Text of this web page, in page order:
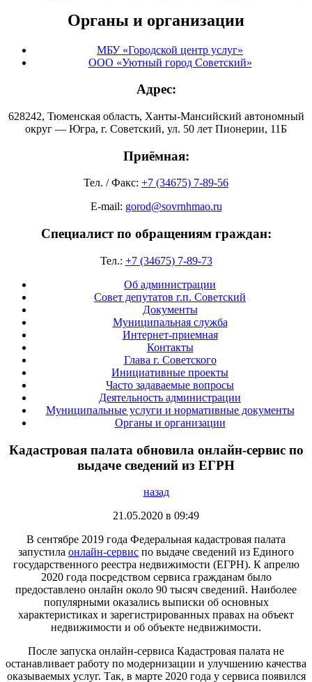
Органы и организации
МБУ «Городской центр услуг»
ООО «Уютный город Советский»
Адрес:
628242, Тюменская область, Ханты-Мансийский автономный
округ — Югра, г. Советский, ул. 50 лет Пионерии, 11Б
Приёмная:
Тел. / Факс: +7 (34675) 7-89-56
E-mail: gorod@sovrnhmao.ru
Специалист по обращениям граждан:
Тел.: +7 (34675) 7-89-73
Об администрации
Совет депутатов г.п. Советский
Документы
Муниципальная служба
Интернет-приемная
Контакты
Глава г. Советского
Инициативные проекты
Часто задаваемые вопросы
Деятельность администрации
Муниципальные услуги и нормативные документы
Органы и организации
Кадастровая палата обновила онлайн-сервис по
выдаче сведений из ЕГРН
назад
21.05.2020 в 09:49
В сентябре 2019 года Федеральная кадастровая палата
запустила онлайн-сервис по выдаче сведений из Единого
государственного реестра недвижимости (ЕГРН). К апрелю
2020 года посредством сервиса гражданам было
предоставлено онлайн около 90 тысяч сведений. Наиболее
популярными оказались выписки об основных
характеристиках и зарегистрированных правах на объект
недвижимости и об объекте недвижимости.
После запуска онлайн-сервиса Кадастровая палата не
останавливает работу по модернизации и улучшению качества
оказываемых услуг. Так, в марте 2020 года у сервиса появился